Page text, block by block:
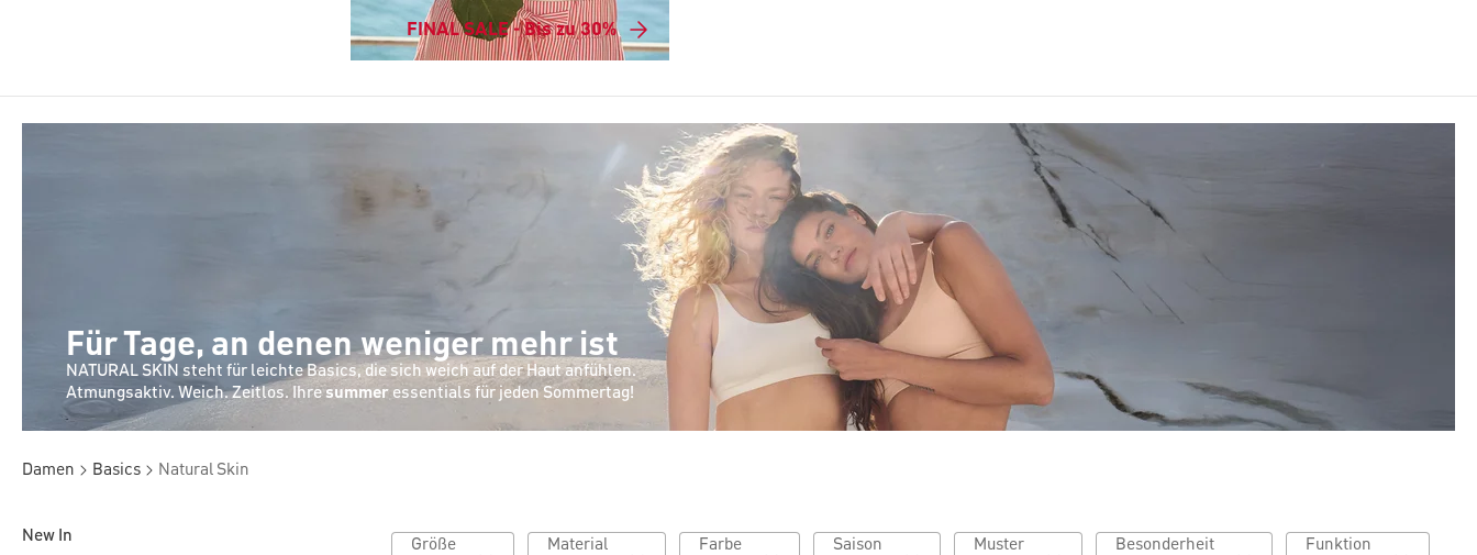
FINAL SALE - Bis zu 30%
Für Tage, an denen weniger mehr ist
NATURAL SKIN steht für leichte Basics, die sich weich auf der Haut anfühlen.
Atmungsaktiv. Weich. Zeitlos. Ihresummer essentials für jeden Sommertag!
Damen Basics Natural Skin
New In Größe Material Farbe Muster Besonderheit